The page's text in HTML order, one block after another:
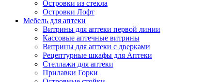
Островки из стекла
Островки Лофт
Мебель для аптеки
Витрины для аптеки первой линии
Кассовые аптечные витрины
Витрины для аптеки с дверками
Рецептурные шкафы для Аптеки
Стеллажи для аптеки
Прилавки Горки